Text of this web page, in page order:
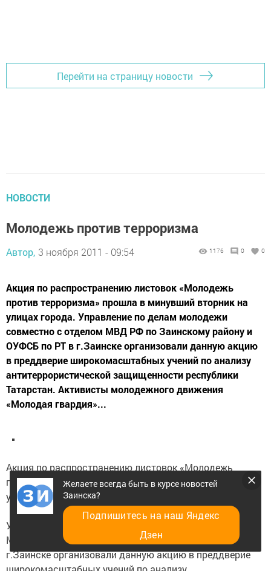
Перейти на страницу новости
НОВОСТИ
Молодежь против терроризма
Автор, 3 ноября 2011 - 09:54 1176 0 0
Акция по распространению листовок «Молодежь
против терроризма» прошла в минувший вторник на
улицах города. Управление по делам молодежи
совместно с отделом МВД РФ по Заинскому району и
ОУФСБ по РТ в г.Заинске организовали данную акцию
в преддверие широкомасштабных учений по анализу
антитеррористической защищенности республики
Татарстан. Активисты молодежного движения
«Молодая гвардия»...
Акция по распространению листовок «Молодежь
против терроризма» прошла в минувший вторник на
улицах города.
Управление по делам молодежи совместно с отделом
МВД РФ по Заинскому району и ОУФСБ по РТ в
г.Заинске организовали данную акцию в преддверие
Желаете всегда быть в курсе новостей
Заинска?
Подпишитесь на наш Яндекс
Дзен